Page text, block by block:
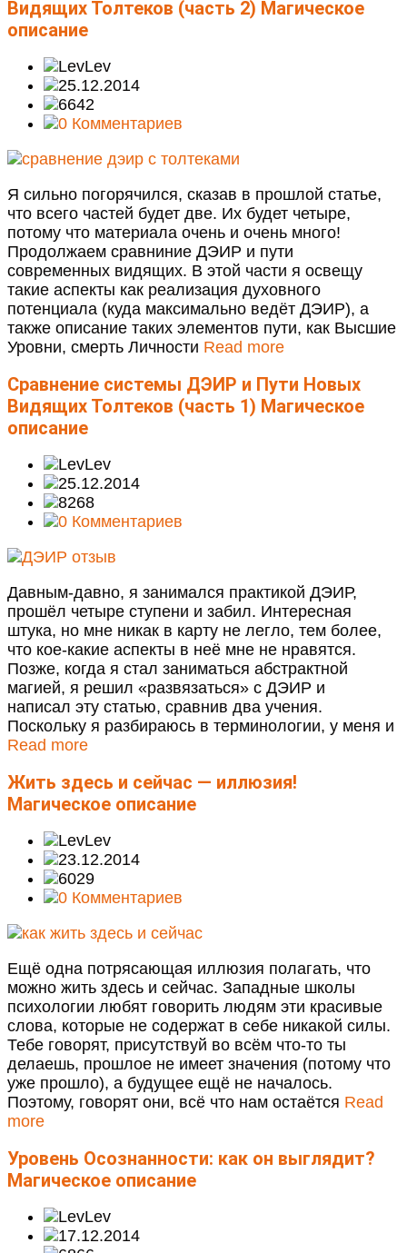
Видящих Толтеков (часть 2) Магическое
описание
Lev
25.12.2014
6642
0 Комментариев
Я сильно погорячился, сказав в прошлой статье,
что всего частей будет две. Их будет четыре,
потому что материала очень и очень много!
Продолжаем сравниние ДЭИР и пути
современных видящих. В этой части я освещу
такие аспекты как реализация духовного
потенциала (куда максимально ведёт ДЭИР), а
также описание таких элементов пути, как Высшие
Уровни, смерть Личности Read more
Сравнение системы ДЭИР и Пути Новых
Видящих Толтеков (часть 1) Магическое
описание
Lev
25.12.2014
8268
0 Комментариев
Давным-давно, я занимался практикой ДЭИР,
прошёл четыре ступени и забил. Интересная
штука, но мне никак в карту не легло, тем более,
что кое-какие аспекты в неё мне не нравятся.
Позже, когда я стал заниматься абстрактной
магией, я решил «развязаться» с ДЭИР и
написал эту статью, сравнив два учения.
Поскольку я разбираюсь в терминологии, у меня и
Read more
Жить здесь и сейчас — иллюзия!
Магическое описание
Lev
23.12.2014
6029
0 Комментариев
Ещё одна потрясающая иллюзия полагать, что
можно жить здесь и сейчас. Западные школы
психологии любят говорить людям эти красивые
слова, которые не содержат в себе никакой силы.
Тебе говорят, присутствуй во всём что-то ты
делаешь, прошлое не имеет значения (потому что
уже прошло), а будущее ещё не началось.
Поэтому, говорят они, всё что нам остаётся Read
more
Уровень Осознанности: как он выглядит?
Магическое описание
Lev
17.12.2014